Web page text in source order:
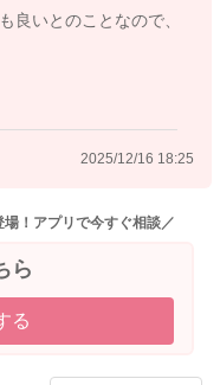
良いとのことなので、
2025/12/16 18:25
！アプリで今すぐ相談／
ら
る